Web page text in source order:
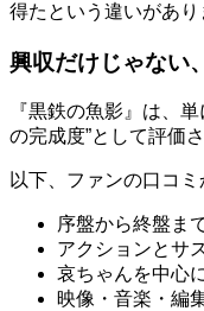
得たという違いがあり
興収だけじゃない
『黒鉄の魚影』は、
の完成度”として評価
以下、ファンの口コミ
序盤から終盤ま
アクションとサ
哀ちゃんを中心
映像・音楽・編